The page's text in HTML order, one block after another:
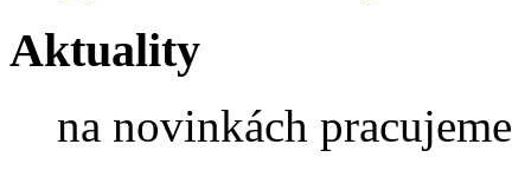
Aktuality
na novinkách pracujeme